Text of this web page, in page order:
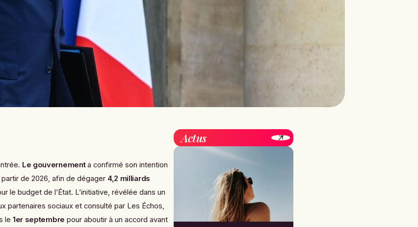
Le gouvernementa confirmé son intention
partir de 2026, afin de dégager 4,2 milliards
le budget de l’État. L’initiative, révélée dans un
partenaires sociaux et consulté par Les Échos,
le 1er septembre pour aboutir à un accord avant
Actus